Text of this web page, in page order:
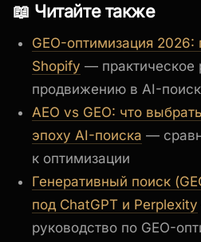
📖 Читайте также
GEO-оптимизация 2026:
Shopify — практическое
продвижению в AI-
AEO vs GEO: что
эпоху AI-поиска —
к оптимизации
Генеративный поиск
под ChatGPT и Perplexity
руководство по GEO-